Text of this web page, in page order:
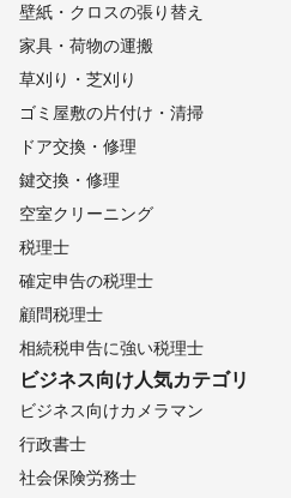
壁紙・クロスの張り替え
家具・荷物の運搬
草刈り・芝刈り
ゴミ屋敷の片付け・清掃
ドア交換・修理
鍵交換・修理
空室クリーニング
税理士
確定申告の税理士
顧問税理士
相続税申告に強い税理士
ビジネス向け人気カテゴリ
ビジネス向けカメラマン
行政書士
社会保険労務士